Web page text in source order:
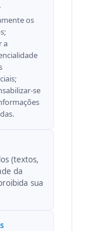
os
a
se
(textos,
da
sua